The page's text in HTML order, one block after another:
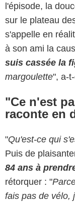
l'épisode, la
sur le plateau
s'appelle en
à son ami la
suis cassée la
margoulette", a-
"Ce n'est
raconte en
"Qu'est-ce qui
Puis de
84 ans à
rétorquer : "
fais pas de vélo,